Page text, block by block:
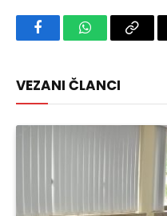
FacebookWhatsAppCopy
VEZANI ČLANCI